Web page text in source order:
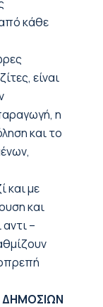
κάθε
είναι
η
και το
και με
και
–
ΔΗΜΟΣΙΩΝ